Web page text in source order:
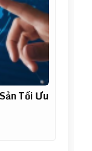
Tối Ưu